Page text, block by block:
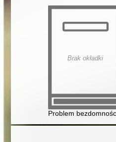
Brak okładki
Problem